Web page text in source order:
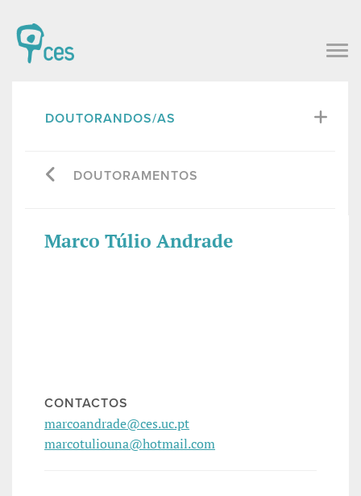
DOUTORANDOS/AS
DOUTORAMENTOS
Marco Túlio Andrade
CONTACTOS
marcoandrade@ces.uc.pt
marcotuliouna@hotmail.com